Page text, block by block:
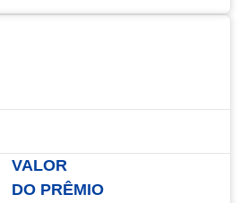
VALOR
DO PRÊMIO